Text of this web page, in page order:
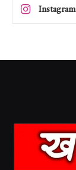
Instagram